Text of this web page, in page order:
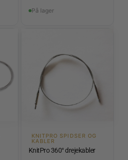
På lager
KNITPRO SPIDSER OG
KABLER
KnitPro 360° drejekabler